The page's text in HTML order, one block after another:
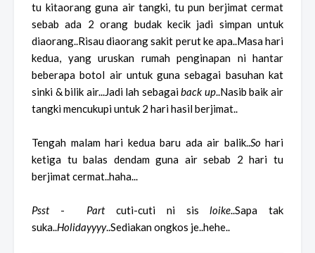
tu kitaorang guna air tangki, tu pun berjimat cermat
sebab ada 2 orang budak kecik jadi simpan untuk
diaorang..Risau diaorang sakit perut ke apa..Masa hari
kedua, yang uruskan rumah penginapan ni hantar
beberapa botol air untuk guna sebagai basuhan kat
sinki & bilik air...Jadi lah sebagaiback up..Nasib baik air
tangki mencukupi untuk 2 hari hasil berjimat..
Tengah malam hari kedua baru ada air balik..Sohari
ketiga tu balas dendam guna air sebab 2 hari tu
berjimat cermat..haha...
Psst- Partcuti-cuti ni sisloike..Sapa tak
suka..Holidayyyy..Sediakan ongkos je..hehe..